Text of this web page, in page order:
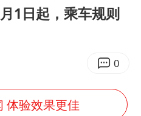
生独闯南太行失联12天
和：零封向鹏不意外
1日起，乘车规则
0
体验效果更佳